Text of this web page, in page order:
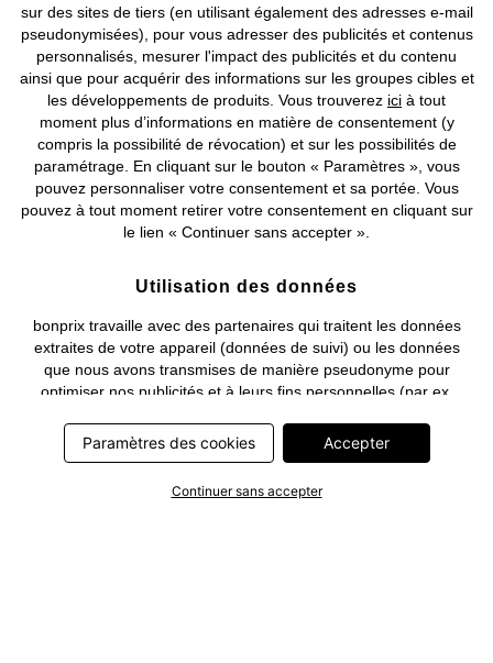
© 2026 bonprix. Tous droits réservés.
Deutsch Français
sur des sites de tiers (en utilisant également des adresses e-mail
pseudonymisées), pour vous adresser des publicités et contenus
personnalisés, mesurer l'impact des publicités et du contenu
ainsi que pour acquérir des informations sur les groupes cibles et
les développements de produits. Vous trouverez ici à tout
moment plus d’informations en matière de consentement (y
compris la possibilité de révocation) et sur les possibilités de
paramétrage. En cliquant sur le bouton « Paramètres », vous
pouvez personnaliser votre consentement et sa portée. Vous
pouvez à tout moment retirer votre consentement en cliquant sur
le lien « Continuer sans accepter ».
Utilisation des données
bonprix travaille avec des partenaires qui traitent les données
extraites de votre appareil (données de suivi) ou les données
que nous avons transmises de manière pseudonyme pour
optimiser nos publicités et à leurs fins personnelles (par ex.
cadre, non seulement la collecte des données de suivi ou la
transmission de vos données pseudonymisées mais également
nécessitent un consentement. Les données de suivi seront alors
Paramètres des cookies Accepter
Continuer sans accepter